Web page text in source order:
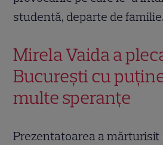
studentă, departe de familie.
Mirela Vaida a
București cu
multe speranțe
Prezentatoarea a mărturisit